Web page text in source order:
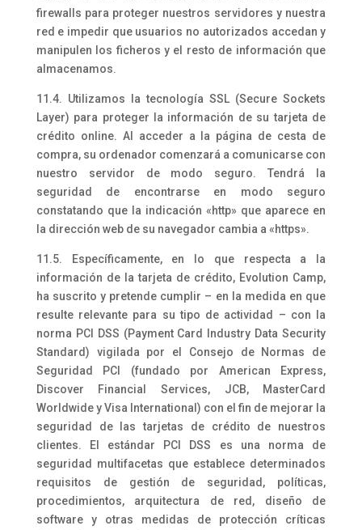
firewalls para proteger nuestros servidores y nuestra
red e impedir que usuarios no autorizados accedan y
manipulen los ficheros y el resto de información que
almacenamos.
11.4. Utilizamos la tecnología SSL (Secure Sockets
Layer) para proteger la información de su tarjeta de
crédito online. Al acceder a la página de cesta de
compra, su ordenador comenzará a comunicarse con
nuestro servidor de modo seguro. Tendrá la
seguridad de encontrarse en modo seguro
constatando que la indicación «http» que aparece en
la dirección web de su navegador cambia a «https».
11.5. Específicamente, en lo que respecta a la
información de la tarjeta de crédito, Evolution Camp,
ha suscrito y pretende cumplir – en la medida en que
resulte relevante para su tipo de actividad – con la
norma PCI DSS (Payment Card Industry Data Security
Standard) vigilada por el Consejo de Normas de
Seguridad PCI (fundado por American Express,
Discover Financial Services, JCB, MasterCard
Worldwide y Visa International) con el fin de mejorar la
seguridad de las tarjetas de crédito de nuestros
clientes. El estándar PCI DSS es una norma de
seguridad multifacetas que establece determinados
requisitos de gestión de seguridad, políticas,
procedimientos, arquitectura de red, diseño de
software y otras medidas de protección críticas